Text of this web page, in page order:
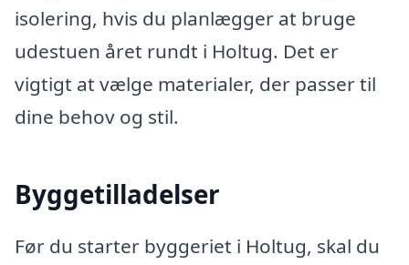
isolering, hvis du planlægger at bruge
udestuen året rundt i Holtug. Det er
vigtigt at vælge materialer, der passer til
dine behov og stil.
Byggetilladelser
Før du starter byggeriet i Holtug, skal du